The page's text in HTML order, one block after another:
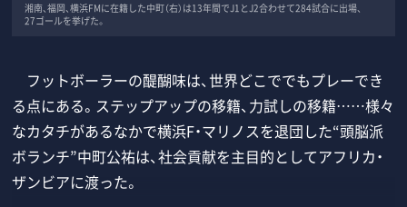
湘南、福岡、横浜FMに在籍した中町（右）は13年間でJ1とJ2合わせて284試合に出場、
27ゴールを挙げた。
フットボーラーの醍醐味は、世界どこででもプレーでき
る点にある。ステップアップの移籍、力試しの移籍……様々
なカタチがあるなかで横浜F・マリノスを退団した“頭脳派
ボランチ”中町公祐は、社会貢献を主目的としてアフリカ・
ザンビアに渡った。